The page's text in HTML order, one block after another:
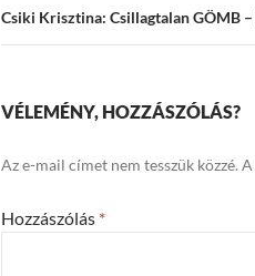
Csiki Krisztina: Csillagtalan GÖMB
VÉLEMÉNY, HOZZÁSZÓLÁS?
Az e-mail címet nem tesszük közzé. A
Hozzászólás *